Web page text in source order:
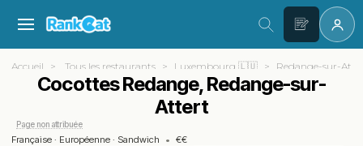
Accueil Tous les restaurants Luxembourg 🇱🇺 Redange-sur-
Cocottes Redange, Redange-sur-
Attert
Page non attribuée
Française · Européenne · Sandwich • €€